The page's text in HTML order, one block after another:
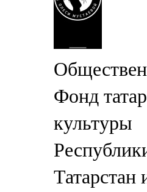
Фонд
культуры
Татарстан